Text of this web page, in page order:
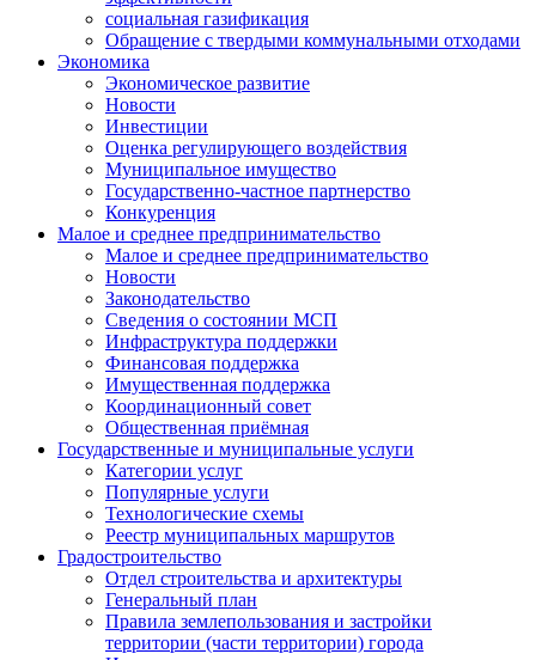
социальная газификация
Обращение с твердыми коммунальными отходами
Экономика
Экономическое развитие
Новости
Инвестиции
Оценка регулирующего воздействия
Муниципальное имущество
Государственно-частное партнерство
Конкуренция
Малое и среднее предпринимательство
Малое и среднее предпринимательство
Новости
Законодательство
Сведения о состоянии МСП
Инфраструктура поддержки
Финансовая поддержка
Имущественная поддержка
Координационный совет
Общественная приёмная
Государственные и муниципальные услуги
Категории услуг
Популярные услуги
Технологические схемы
Реестр муниципальных маршрутов
Градостроительство
Отдел строительства и архитектуры
Генеральный план
Правила землепользования и застройки
территории (части территории) города